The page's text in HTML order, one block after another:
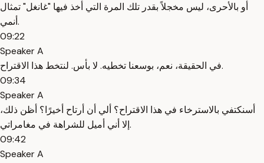
أو بالأحرى، ليس مخجلاً بقدر تلك المرة التي أخذ فيها "غانغل" تمثال
أنمي.
09:22
Speaker A
في الحقيقة، نعم، بوسعنا تخطيه. لا بأس. لنتخط هذا الاقتراح.
09:34
Speaker A
أسنكتفي بالاسترخاء في هذا الاقتراح؟ ألي أن أرتاح أخيرًا؟ أظن ذلك،
إلا أني أميل للشراهة في مغامراتي.
09:42
Speaker A